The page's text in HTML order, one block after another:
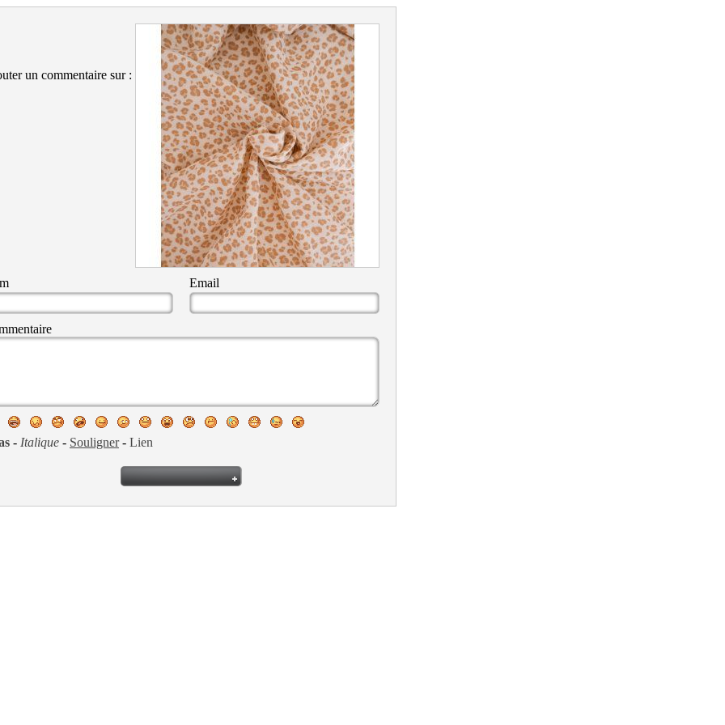
un commentaire sur :
Email
- Italique - Souligner- Lien